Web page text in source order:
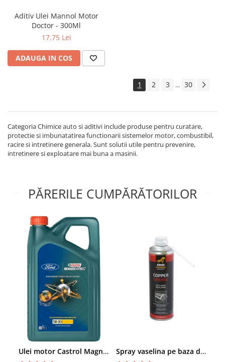
■ Truse si scule de mana
■ Capace roti
■ Suporturi portbagaj
■ Produse universale
■ Echipamente atelier
■ Scule si echipamente
■ Consumabile vopsitorie
■ Carlige remorcare
■ Accesorii vehicule electrice
■ Mobilier service
■ Scule de mana
■ Vulcanizare
■ Vopsea spray
■ Sistem AC
■ Bancuri de scule
► Ulei motor autoturisme
Aditiv Ulei Mannol Motor
Doctor - 300Ml
17,75 Lei
ADAUGA IN COS
1 2 3 ... 30
Categoria Chimice auto si aditivi include produse pentru curatare,
protectie si imbunatatirea functionarii sistemelor motor, combustibil,
racire si intretinere generala. Sunt solutii utile pentru prevenire,
intretinere si exploatare mai buna a masinii.
PĂRERILE CUMPĂRĂTORILOR
Ulei motor Castrol Magnatec Professional Ford E 5W20 - 5 Litri Spray vaselina pe baza de cupru Kross - 500 ml